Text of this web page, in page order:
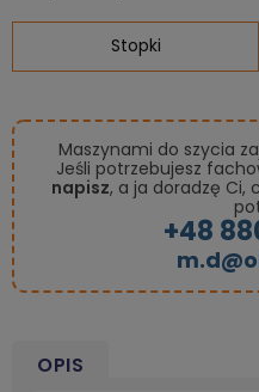
Stopki
Maszynami do szycia
Jeśli potrzebujesz
napisz, a ja doradzę Ci,
+48
OPIS